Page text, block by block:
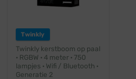
Twinkly
Twinkly kerstboom op paal
· RGBW · 4 meter · 750
lampjes · Wifi / Bluetooth ·
Generatie 2